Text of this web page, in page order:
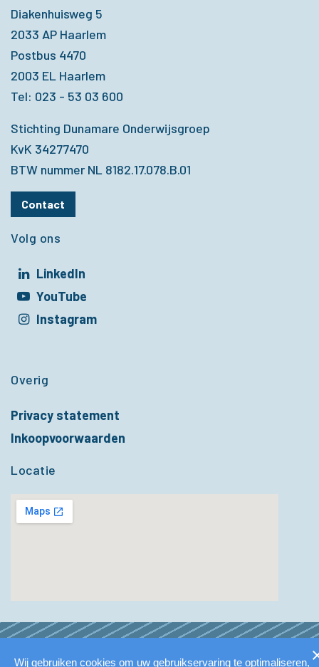
Diakenhuisweg 5
2033 AP Haarlem
Postbus 4470
2003 EL Haarlem
Tel: 023 - 53 03 600
Stichting Dunamare Onderwijsgroep
KvK 34277470
BTW nummer NL 8182.17.078.B.01
Contact
Volg ons
LinkedIn
in een nieuw venster
YouTube
in een nieuw venster
Instagram
Overig
Privacy statement
Inkoopvoorwaarden
Locatie
Wij gebruiken cookies om uw gebruikservaring te optimaliseren,